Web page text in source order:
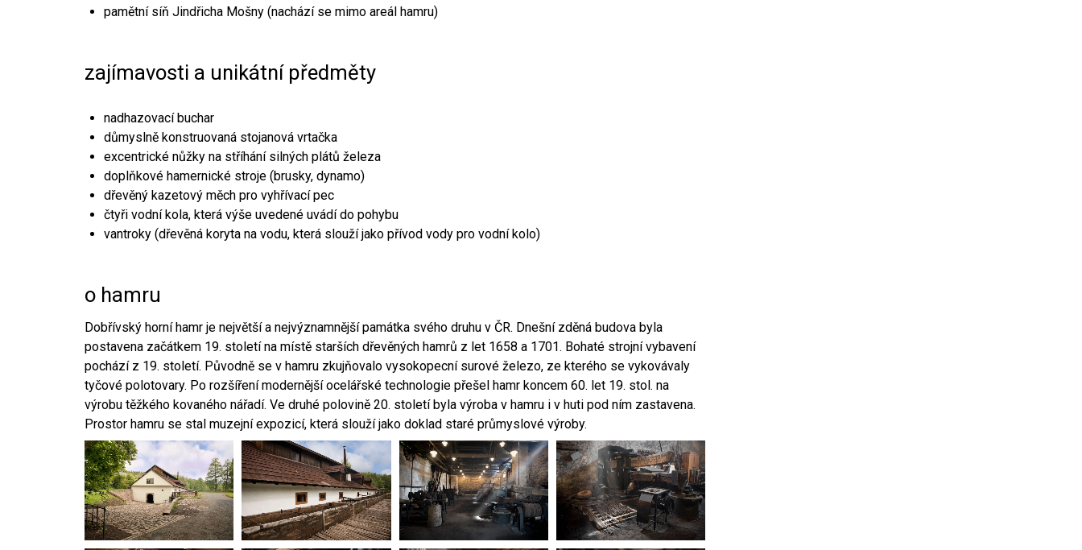
pamětní síň Jindřicha Mošny (nachází se mimo areál hamru)
zajímavosti a unikátní předměty
nadhazovací buchar
důmyslně konstruovaná stojanová vrtačka
excentrické nůžky na stříhání silných plátů železa
doplňkové hamernické stroje (brusky, dynamo)
dřevěný kazetový měch pro vyhřívací pec
čtyři vodní kola, která výše uvedené uvádí do pohybu
vantroky (dřevěná koryta na vodu, která slouží jako přívod vody pro vodní kolo)
o hamru
Dobřívský horní hamr je největší a nejvýznamnější památka svého druhu v ČR. Dnešní zděná budova byla
postavena začátkem 19. století na místě starších dřevěných hamrů z let 1658 a 1701. Bohaté strojní vybavení
pochází z 19. století. Původně se v hamru zkujňovalo vysokopecní surové železo, ze kterého se vykovávaly
tyčové polotovary. Po rozšíření modernější ocelářské technologie přešel hamr koncem 60. let 19. stol. na
výrobu těžkého kovaného nářadí. Ve druhé polovině 20. století byla výroba v hamru i v huti pod ním zastavena.
Prostor hamru se stal muzejní expozicí, která slouží jako doklad staré průmyslové výroby.